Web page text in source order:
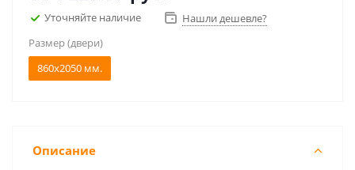
Уточняйте наличие
Нашли дешевле?
Размер (двери)
860x2050 мм.
Описание